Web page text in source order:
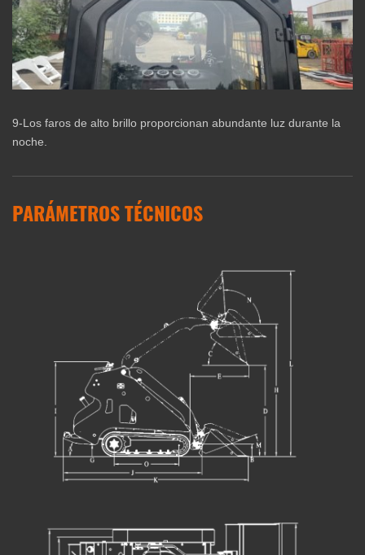
9-Los faros de alto brillo proporcionan abundante luz durante la
noche.
PARÁMETROS TÉCNICOS